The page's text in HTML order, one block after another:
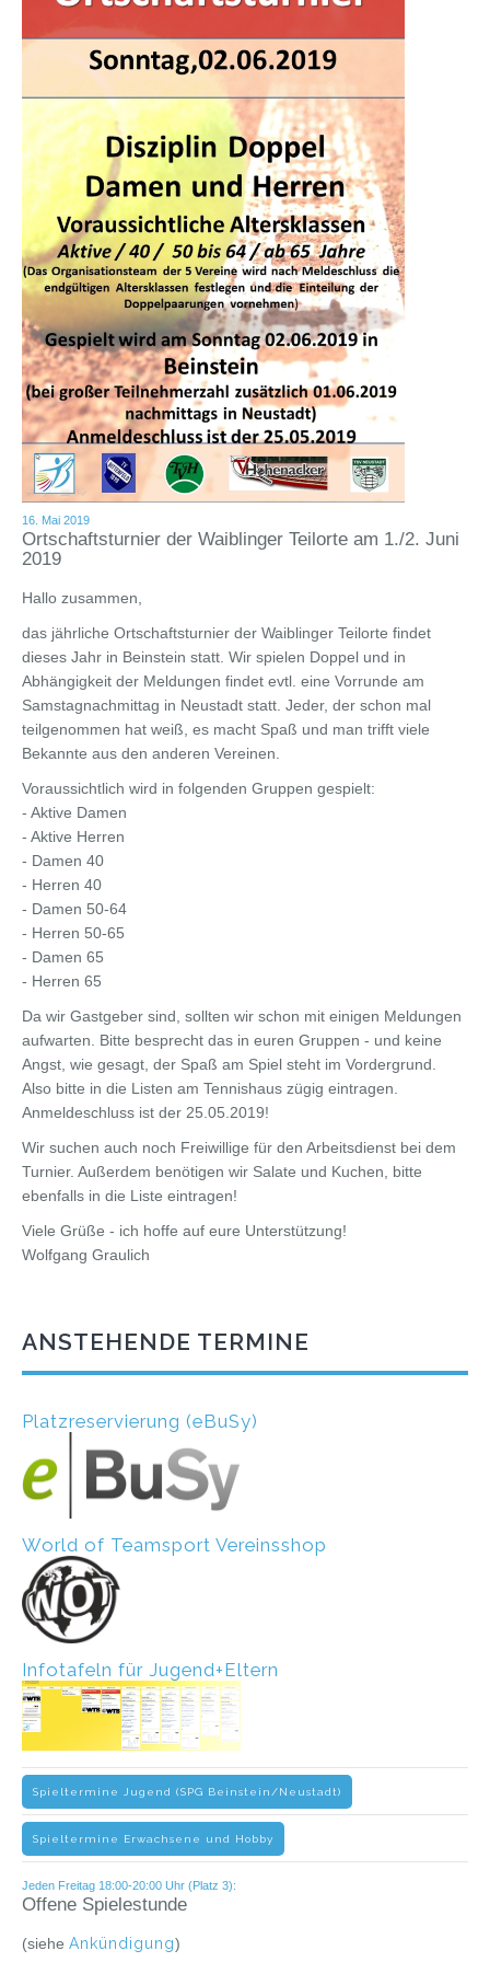
16. Mai 2019
Ortschaftsturnier der Waiblinger Teilorte am 1./2. Juni
2019
Hallo zusammen,
das jährliche Ortschaftsturnier der Waiblinger Teilorte findet
dieses Jahr in Beinstein statt. Wir spielen Doppel und in
Abhängigkeit der Meldungen findet evtl. eine Vorrunde am
Samstagnachmittag in Neustadt statt. Jeder, der schon mal
teilgenommen hat weiß, es macht Spaß und man trifft viele
Bekannte aus den anderen Vereinen.
Voraussichtlich wird in folgenden Gruppen gespielt:
- Aktive Damen
- Aktive Herren
- Damen 40
- Herren 40
- Damen 50-64
- Herren 50-65
- Damen 65
- Herren 65
Da wir Gastgeber sind, sollten wir schon mit einigen Meldungen
aufwarten. Bitte besprecht das in euren Gruppen - und keine
Angst, wie gesagt, der Spaß am Spiel steht im Vordergrund.
Also bitte in die Listen am Tennishaus zügig eintragen.
Anmeldeschluss ist der 25.05.2019!
Wir suchen auch noch Freiwillige für den Arbeitsdienst bei dem
Turnier. Außerdem benötigen wir Salate und Kuchen, bitte
ebenfalls in die Liste eintragen!
Viele Grüße - ich hoffe auf eure Unterstützung!
Wolfgang Graulich
ANSTEHENDE TERMINE
Platzreservierung (eBuSy)
World of Teamsport Vereinsshop
Infotafeln für Jugend+Eltern
Spieltermine Jugend (SPG Beinstein/Neustadt)
Spieltermine Erwachsene und Hobby
Jeden Freitag 18:00-20:00 Uhr (Platz 3):
Offene Spielestunde
(siehe Ankündigung)